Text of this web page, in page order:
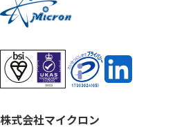
株式会社マイクロン